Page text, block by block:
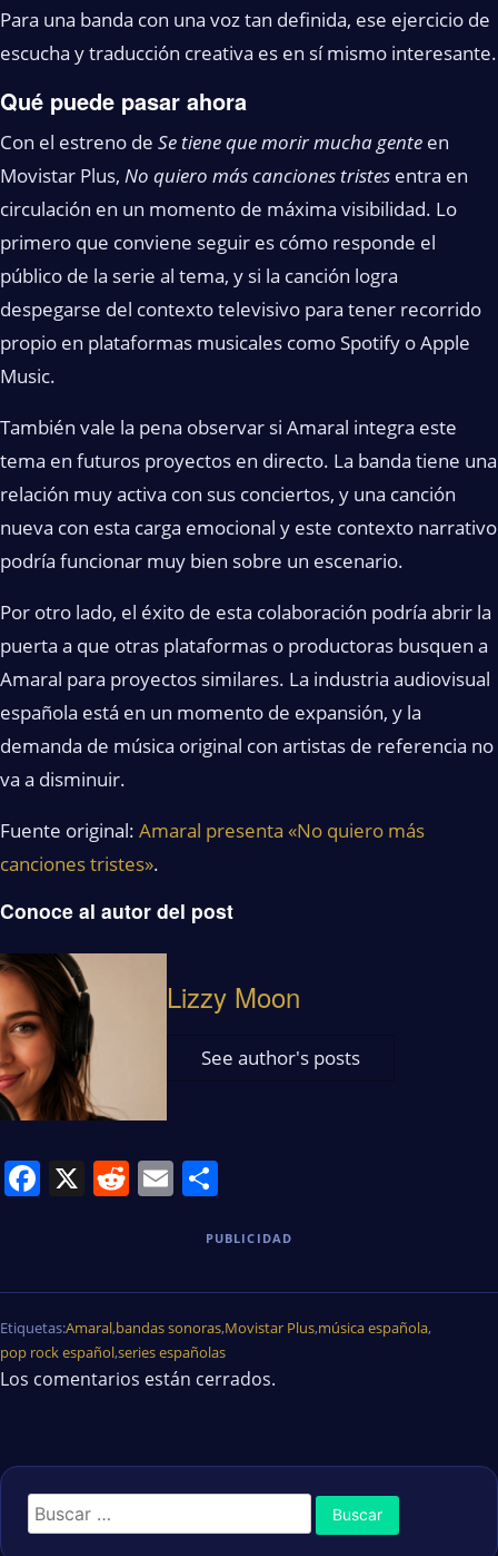
Para una banda con una voz tan definida, ese ejercicio de
escucha y traducción creativa es en sí mismo interesante.
Qué puede pasar ahora
Con el estreno de Se tiene que morir mucha gente en
Movistar Plus, No quiero más canciones tristes entra en
circulación en un momento de máxima visibilidad. Lo
primero que conviene seguir es cómo responde el
público de la serie al tema, y si la canción logra
despegarse del contexto televisivo para tener recorrido
propio en plataformas musicales como Spotify o Apple
Music.
También vale la pena observar si Amaral integra este
tema en futuros proyectos en directo. La banda tiene una
relación muy activa con sus conciertos, y una canción
nueva con esta carga emocional y este contexto narrativo
podría funcionar muy bien sobre un escenario.
Por otro lado, el éxito de esta colaboración podría abrir la
puerta a que otras plataformas o productoras busquen a
Amaral para proyectos similares. La industria audiovisual
española está en un momento de expansión, y la
demanda de música original con artistas de referencia no
va a disminuir.
Fuente original: Amaral presenta «No quiero más
canciones tristes».
Conoce al autor del post
Lizzy Moon
See author's posts
Facebook
X Reddit
Email
PUBLICIDAD
Etiquetas:Amaral,bandas sonoras,Movistar Plus,música española,
pop rock español,series españolas
Los comentarios están cerrados.
Buscar: